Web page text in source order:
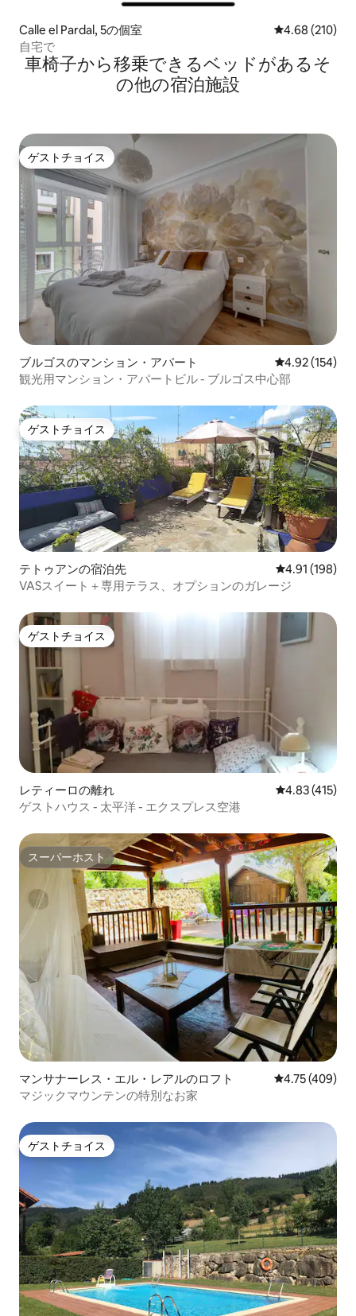
Calle el Pardal, 5の個室 レビュー210
4.68 (210)
自宅で
車椅子から移乗できるベッドがあるそ
の他の宿泊施設
ゲストチョイス
ゲストチョイス
ブルゴスのマンション・アパート レビュー154
4.92 (154)
観光用マンション・アパートビル - ブルゴス中心部
ゲストチョイス
ゲストチョイス
テトゥアンの宿泊先 レビュー198
4.91 (198)
VASスイート＋専用テラス、オプションのガレージ
ゲストチョイス
ゲストチョイス
レティーロの離れ レビュー415
4.83 (415)
ゲストハウス - 太平洋 - エクスプレス空港
スーパーホスト
スーパーホスト
マンサナーレス・エル・レアルのロフト レビュー409
4.75 (409)
マジックマウンテンの特別なお家
ゲストチョイス
ゲストチョイス